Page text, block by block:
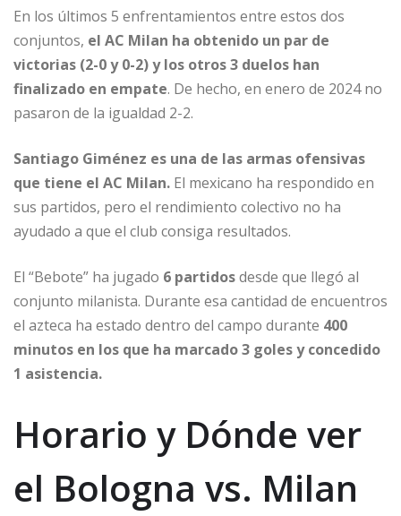
En los últimos 5 enfrentamientos entre estos dos
conjuntos, el AC Milan ha obtenido un par de
victorias (2-0 y 0-2) y los otros 3 duelos han
finalizado en empate. De hecho, en enero de 2024 no
pasaron de la igualdad 2-2.
Santiago Giménez es una de las armas ofensivas
que tiene el AC Milan. El mexicano ha respondido en
sus partidos, pero el rendimiento colectivo no ha
ayudado a que el club consiga resultados.
El “Bebote” ha jugado 6 partidosdesde que llegó al
conjunto milanista. Durante esa cantidad de encuentros
el azteca ha estado dentro del campo durante 400
minutos en los que ha marcado 3 goles y concedido
1 asistencia.
Horario y Dónde ver
el Bologna vs. Milan